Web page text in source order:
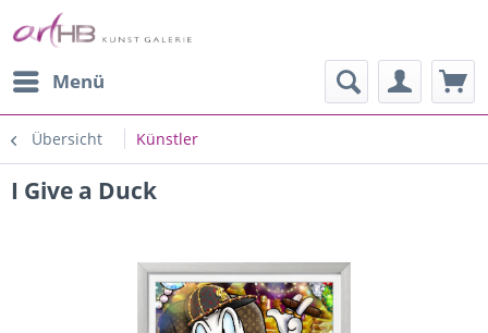
Menü
Übersicht Künstler
I Give a Duck